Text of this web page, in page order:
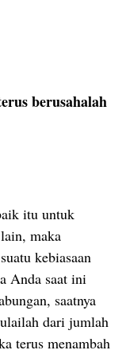
berusahalah
itu untuk
maka
kebiasaan
Anda saat ini
saatnya
dari jumlah
terus menambah